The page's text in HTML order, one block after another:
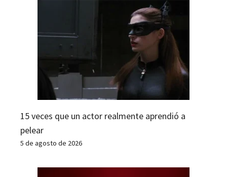
15 veces que un actor realmente aprendió a
pelear
5 de agosto de 2026